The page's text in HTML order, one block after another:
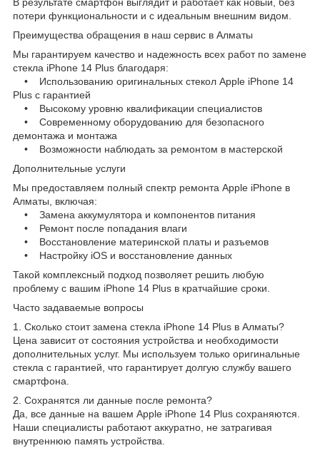
потери функциональности и с идеальным внешним видом.
Преимущества обращения в наш сервис в Алматы
Мы гарантируем качество и надежность всех работ по замене
стекла iPhone 14 Plus благодаря:
• Использованию оригинальных стекол Apple iPhone 14
Plus с гарантией
• Высокому уровню квалификации специалистов
• Современному оборудованию для безопасного
демонтажа и монтажа
• Возможности наблюдать за ремонтом в мастерской
Дополнительные услуги
Мы предоставляем полный спектр ремонта Apple iPhone в
Алматы, включая:
• Замена аккумулятора и компонентов питания
• Ремонт после попадания влаги
• Восстановление материнской платы и разъемов
• Настройку iOS и восстановление данных
Такой комплексный подход позволяет решить любую
проблему с вашим iPhone 14 Plus в кратчайшие сроки.
Часто задаваемые вопросы
1. Сколько стоит замена стекла iPhone 14 Plus в Алматы?
Цена зависит от состояния устройства и необходимости
дополнительных услуг. Мы используем только оригинальные
стекла с гарантией, что гарантирует долгую службу вашего
смартфона.
2. Сохранятся ли данные после ремонта?
Да, все данные на вашем Apple iPhone 14 Plus сохраняются.
Наши специалисты работают аккуратно, не затрагивая
внутреннюю память устройства.